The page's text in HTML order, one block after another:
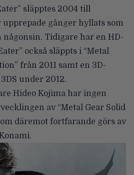
släpptes 2004 till
upprepade gånger hyllats som
någonsin. Tidigare har en HD-
också släppts i “Metal
från 2011 samt en 3D-
under 2012.
Hideo Kojima har ingen
av “Metal Gear Solid
däremot fortfarande görs av